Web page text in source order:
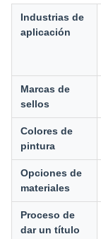
Industrias de
aplicación
Marcas de
sellos
Colores de
pintura
Opciones de
materiales
Proceso de
dar un título